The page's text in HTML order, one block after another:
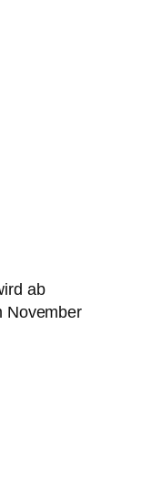
ab
November